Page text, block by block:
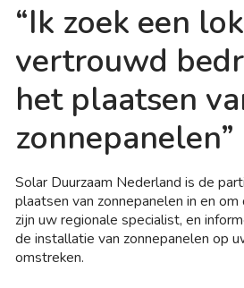
“Ik zoek een
vertrouwd
het plaatsen
zonnepanelen”
Solar Duurzaam Nederland is de
plaatsen van zonnepanelen in en
zijn uw regionale specialist, en
de installatie van zonnepanelen op
omstreken.